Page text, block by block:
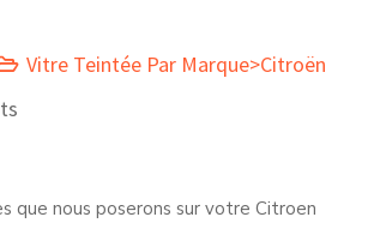
Vitre Teintée Par Marque>Citroën
que nous poserons sur votre Citroen